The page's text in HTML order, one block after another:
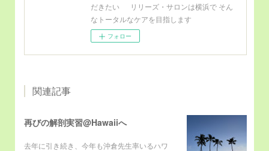
だきたい リリーズ・サロンは横浜で そん
なトータルなケアを目指します
フォロー
関連記事
再びの解剖実習@Hawaiiへ
去年に引き続き、今年も沖倉先生率いるハワ